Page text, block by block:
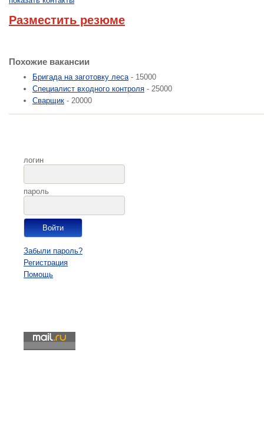
Разместить резюме
Похожие вакансии
Бригада на заготовку леса- 15000
Специалист входного контроля - 25000
Сварщик - 20000
логин
пароль
Забыли пароль?
Регистрация
Помощь